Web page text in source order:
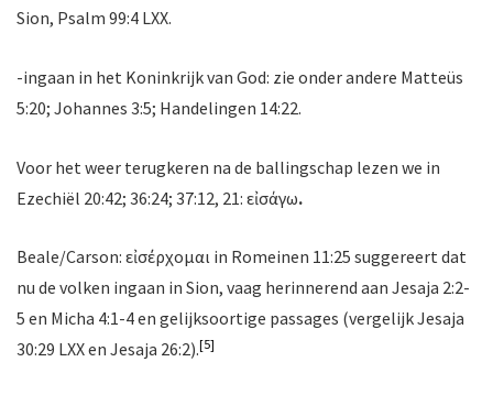
Sion, Psalm 99:4 LXX.
-ingaan in het Koninkrijk van God: zie onder andere Matteüs
5:20; Johannes 3:5; Handelingen 14:22.
Voor het weer terugkeren na de ballingschap lezen we in
Ezechiël 20:42; 36:24; 37:12, 21: εἰσάγω.
Beale/Carson: εἰσέρχομαι in Romeinen 11:25 suggereert dat
nu de volken ingaan in Sion, vaag herinnerend aan Jesaja 2:2-
5 en Micha 4:1-4 en gelijksoortige passages (vergelijk Jesaja
30:29 LXX en Jesaja 26:2).[5]